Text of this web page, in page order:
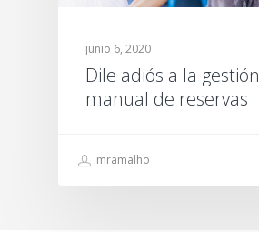
junio 6, 2020
Dile adiós a la gestión
manual de reservas
mramalho